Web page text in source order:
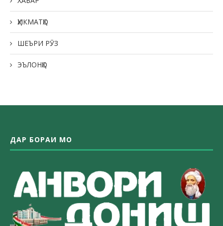
ҲИКМАТҲО
ШЕЪРИ РӮЗ
ЭЪЛОНҲО
ДАР БОРАИ МО